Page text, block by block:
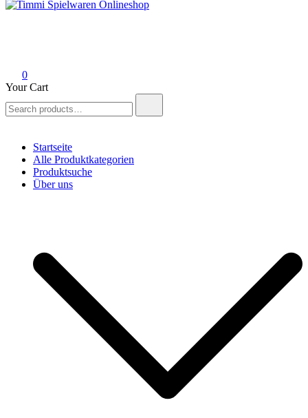
0
Your Cart
for:
Startseite
Alle Produktkategorien
Produktsuche
Über uns